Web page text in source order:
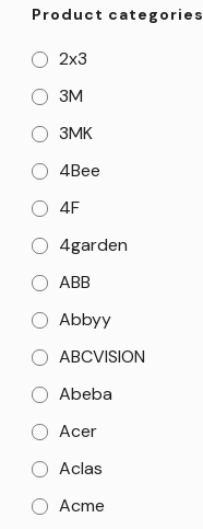
Product categories
2x3
3M
3MK
4Bee
4F
4garden
ABB
Abbyy
ABCVISION
Abeba
Acer
Aclas
Acme